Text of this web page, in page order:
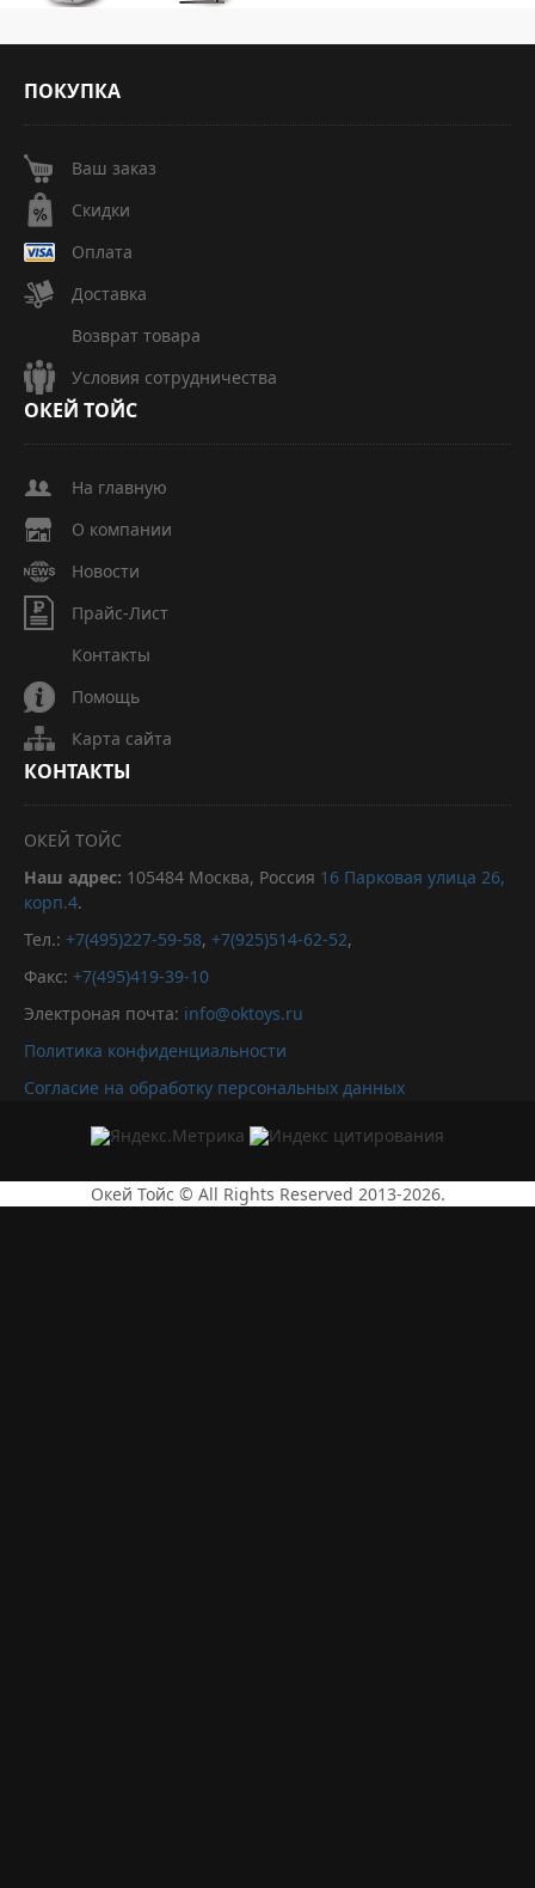
ПОКУПКА
Ваш заказ
Скидки
Оплата
Доставка
Возврат товара
Условия сотрудничества
ОКЕЙ ТОЙС
На главную
О компании
Новости
Прайс-Лист
Контакты
Помощь
Карта сайта
КОНТАКТЫ
ОКЕЙ ТОЙС
Наш адрес: 105484 Москва, Россия 16 Парковая улица 26,
корп.4.
Тел.: +7(495)227-59-58, +7(925)514-62-52,
Факс: +7(495)419-39-10
Электроная почта: info@oktoys.ru
Политика конфиденциальности
Согласие на обработку персональных данных
Окей Тойс © All Rights Reserved 2013-2026.